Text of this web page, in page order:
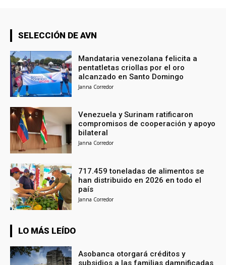
SELECCIÓN DE AVN
Mandataria venezolana felicita a
pentatletas criollas por el oro
alcanzado en Santo Domingo
Janna Corredor
Venezuela y Surinam ratificaron
compromisos de cooperación y apoyo
bilateral
Janna Corredor
717.459 toneladas de alimentos se
han distribuido en 2026 en todo el
país
Janna Corredor
LO MÁS LEÍDO
Asobanca otorgará créditos y
subsidios a las familias damnificadas